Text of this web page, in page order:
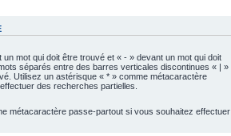
mot qui doit être trouvé et « - » devant un mot qui doit
séparés entre des barres verticales discontinues « | »
Utilisez un astérisque « * » comme métacaractère
des recherches partielles.
métacaractère passe-partout si vous souhaitez effectuer